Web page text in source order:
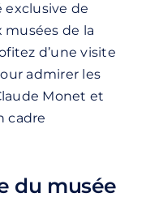
exclusive de
musées de la
d’une visite
admirer les
Monet et
cadre
du musée